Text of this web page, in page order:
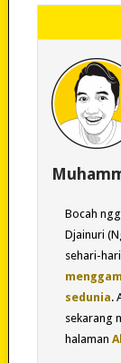
Bocah
Djainuri
sehari-
sedunia.
sekarang
halaman